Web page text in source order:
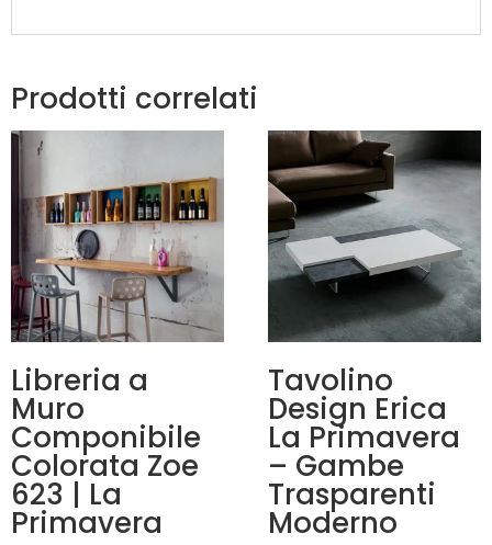
Prodotti correlati
Libreria a
Muro
Componibile
Colorata Zoe
623 | La
Primavera
Tavolino
Design Erica
La Primavera
– Gambe
Trasparenti
Moderno